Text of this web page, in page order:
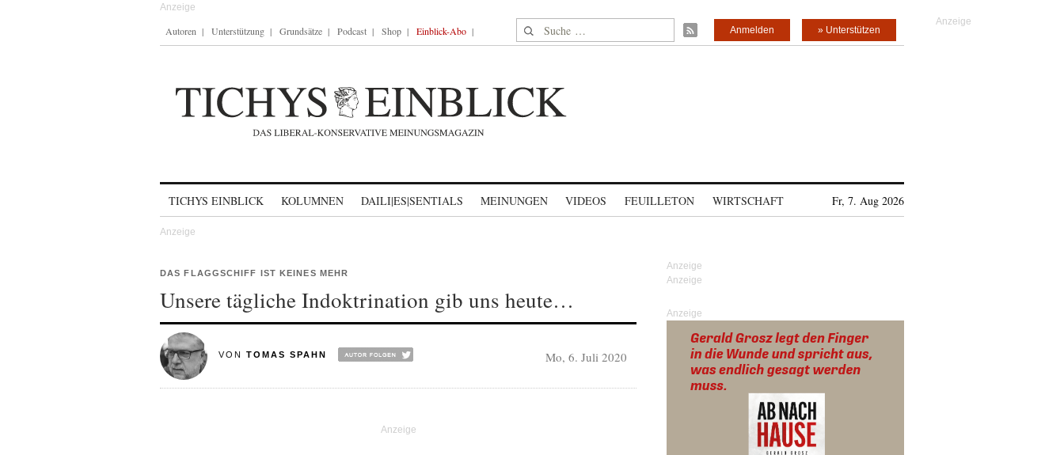
Autoren Unterstützung Grundsätze Podcast Shop Einblick-Abo Suche nach: » Unterstützen
Anmelden
TICHYS EINBLICK KOLUMNEN DAILI|ES|SENTIALS MEINUNGEN VIDEOS FEUILLETON WIRTSCHAFT Fr, 7. Aug 2026
DAS FLAGGSCHIFF IST KEINES MEHR
Unsere tägliche Indoktrination gib uns heute…
VON TOMAS SPAHN Mo, 6. Juli 2020
Anzeige